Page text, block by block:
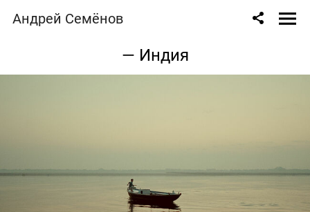
Андрей Семёнов
— Индия